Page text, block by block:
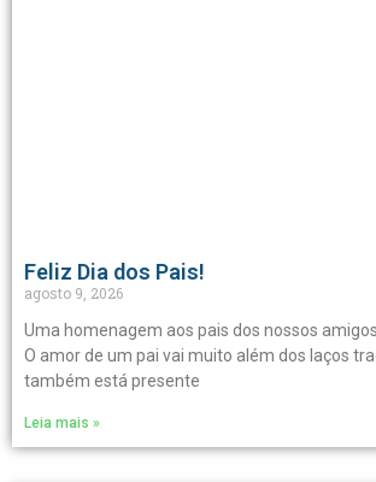
Feliz Dia dos Pais!
agosto 9, 2026
Uma homenagem aos pais dos nossos
O amor de um pai vai muito além dos laços
também está presente
Leia mais »